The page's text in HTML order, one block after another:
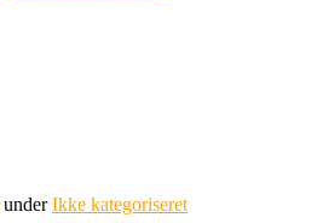
underIkke kategoriseret